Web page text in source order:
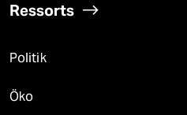
Ressorts
Politik
Öko